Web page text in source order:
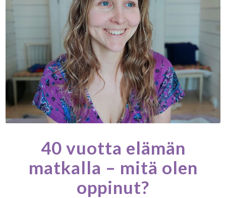
40 vuotta elämän
matkalla – mitä olen
oppinut?